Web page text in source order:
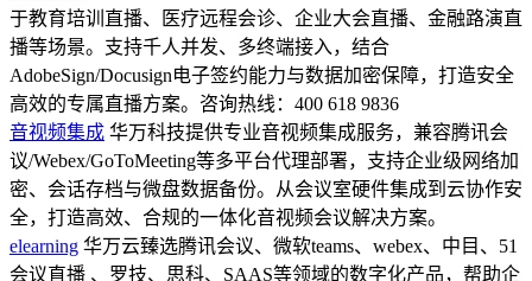
2026-08-05 08:08:23
DocuSign数据导出功能：签署记录Excel下载与分析
在当今数字化转型加速的商业环境中，电子签名已成为企业合
同管理、合规审批与客户交互的核心基础设施。作为全球领先
的电子签名平台，DocuSign 不仅提供了高效、安全的签署流
程，更隐藏着一项常被忽视但极具...